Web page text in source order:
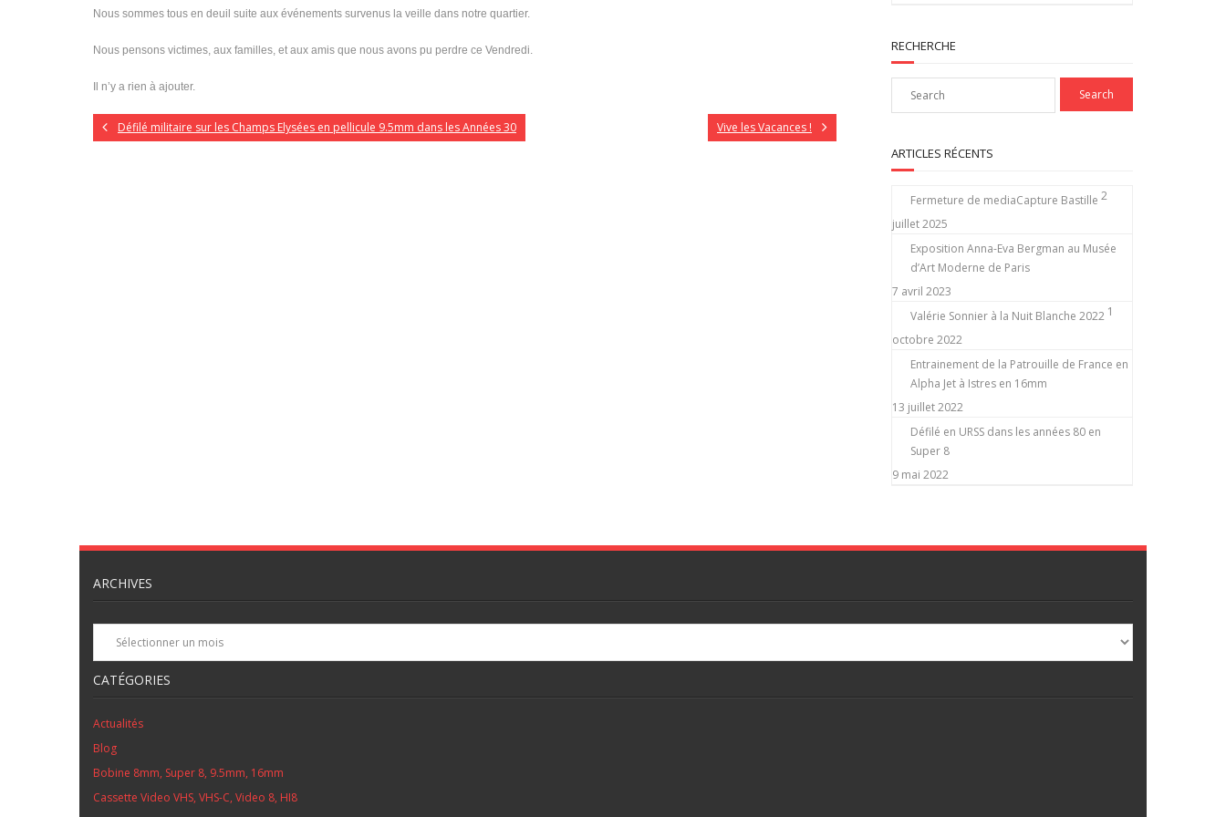
Nous sommes tous en deuil suite aux événements survenus la veille dans notre quartier.
Nous pensons victimes, aux familles, et aux amis que nous avons pu perdre ce Vendredi.
Il n’y a rien à ajouter.
Défilé militaire sur les Champs Elysées en pellicule 9.5mm dans les Années 30 Vive les Vacances !
RECHERCHE
ARTICLES RÉCENTS
Fermeture de mediaCapture Bastille 2
juillet 2025
Exposition Anna-Eva Bergman au Musée
d’Art Moderne de Paris
7 avril 2023
Valérie Sonnier à la Nuit Blanche 2022 1
octobre 2022
Entrainement de la Patrouille de France en
Alpha Jet à Istres en 16mm
13 juillet 2022
Défilé en URSS dans les années 80 en
Super 8
9 mai 2022
ARCHIVES
Archives
CATÉGORIES
Actualités
Blog
Bobine 8mm, Super 8, 9.5mm, 16mm
Cassette Video VHS, VHS-C, Video 8, HI8